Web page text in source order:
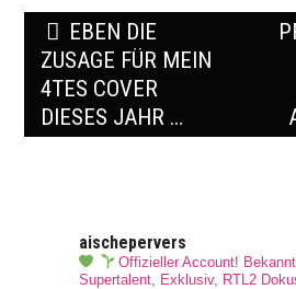
Post
navigation
EBEN DIE
ZUSAGE FÜR MEIN
4TES COVER
DIESES JAHR …
aischepervers
Offizieller Account!
Supertalent, Exklusiv, RTL2